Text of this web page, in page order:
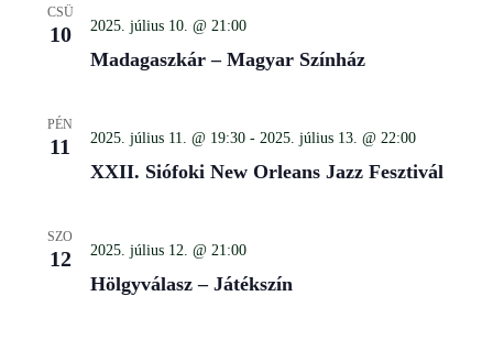
CSÜ
10 2025. július 10. @ 21:00
Madagaszkár – Magyar Színház
PÉN
11 2025. július 11. @ 19:30- 2025. július 13. @ 22:00
XXII. Siófoki New Orleans Jazz Fesztivál
SZO
12 2025. július 12. @ 21:00
Hölgyválasz – Játékszín